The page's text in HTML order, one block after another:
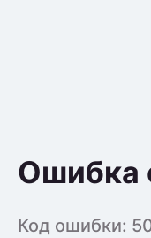
Ошибка
Код ошибки: